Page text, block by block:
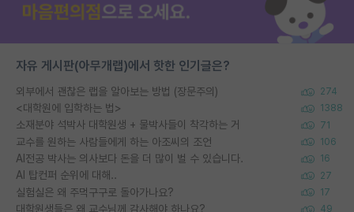
자유 게시판(아무개랩)에서 핫한 인기글은?
외부에서 괜찮은 랩을 알아보는 방법 (장문주의) 274
<대학원에 입학하는 법> 1388
소재분야 석박사 대학원생 + 물박사들이 착각하는 거 71
교수를 원하는 사람들에게 하는 아조씨의 조언 106
AI전공 박사는 의사보다 돈을 더 많이 벌 수 있습니다. 16
AI 탑컨퍼 순위에 대해.. 27
실험실은 왜 주먹구구로 돌아가나요? 17
대학원생들은 왜 교수님께 감사해야 하나요? 49